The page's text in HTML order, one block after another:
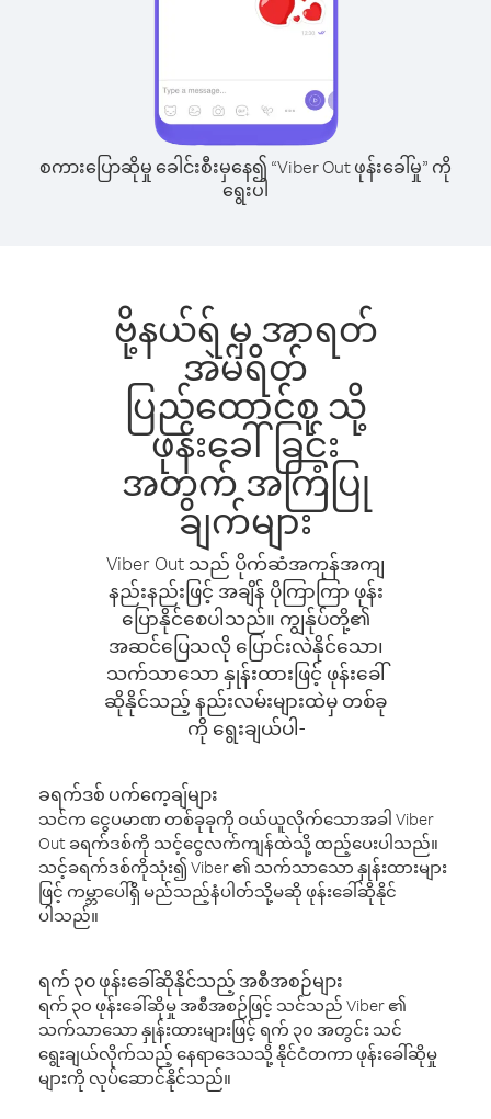
စကားပြောဆိုမှု ခေါင်းစီးမှနေ၍ “Viber Out ဖုန်းခေါ်မှု” ကို
ရွေးပါ
ဗို့နယ်ရ် မှ အာရတ်
အဲမ်ရိတ်
ပြည်ထောင်စု သို့
ဖုန်းခေါ်ခြင်း
အတွက် အကြံပြု
ချက်များ
Viber Out သည် ပိုက်ဆံအကုန်အကျ
နည်းနည်းဖြင့် အချိန် ပိုကြာကြာ ဖုန်း
ပြောနိုင်စေပါသည်။ ကျွန်ုပ်တို့၏
အဆင်ပြေသလို ပြောင်းလဲနိုင်သော၊
သက်သာသော နှုန်းထားဖြင့် ဖုန်းခေါ်
ဆိုနိုင်သည့် နည်းလမ်းများထဲမှ တစ်ခု
ကို ရွေးချယ်ပါ-
ခရက်ဒစ် ပက်ကေ့ချ်များ
သင်က ငွေပမာဏ တစ်ခုခုကို ဝယ်ယူလိုက်သောအခါ Viber
Out ခရက်ဒစ်ကို သင့်ငွေလက်ကျန်ထဲသို့ ထည့်ပေးပါသည်။
သင့်ခရက်ဒစ်ကိုသုံး၍ Viber ၏ သက်သာသော နှုန်းထားများ
ဖြင့် ကမ္ဘာပေါ်ရှိ မည်သည့်နံပါတ်သို့မဆို ဖုန်းခေါ်ဆိုနိုင်
ပါသည်။
ရက် ၃၀ ဖုန်းခေါ်ဆိုနိုင်သည့် အစီအစဉ်များ
ရက် ၃၀ ဖုန်းခေါ်ဆိုမှု အစီအစဉ်ဖြင့် သင်သည် Viber ၏
သက်သာသော နှုန်းထားများဖြင့် ရက် ၃၀ အတွင်း သင်
ရွေးချယ်လိုက်သည့် နေရာဒေသသို့ နိုင်ငံတကာ ဖုန်းခေါ်ဆိုမှု
များကို လုပ်ဆောင်နိုင်သည်။